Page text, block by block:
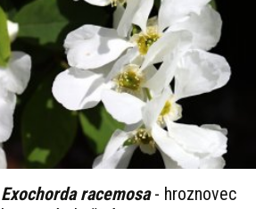
Exochorda racemosa- hroznovec